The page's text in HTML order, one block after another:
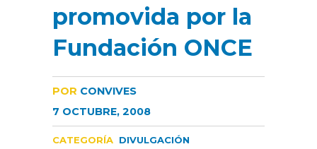
promovida por la
Fundación ONCE
POR CONVIVES
7 OCTUBRE, 2008
CATEGORÍA DIVULGACIÓN